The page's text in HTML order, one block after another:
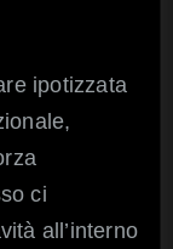
ipotizzata
ci
all’interno